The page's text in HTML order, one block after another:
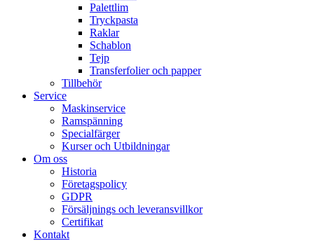
Palettlim
Tryckpasta
Raklar
Schablon
Tejp
Transferfolier och papper
Tillbehör
Service
Maskinservice
Ramspänning
Specialfärger
Kurser och Utbildningar
Om oss
Historia
Företagspolicy
GDPR
Försäljnings och leveransvillkor
Certifikat
Kontakt